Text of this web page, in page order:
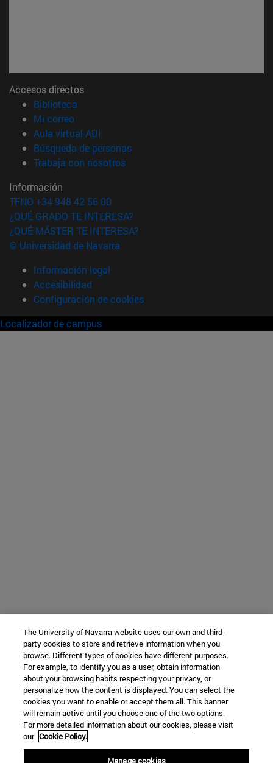
Accesos directos
Biblioteca
Mi correo(abre en nueva ventana)
Aula virtual ADI
Búsqueda de personas(abre en nueva ventana)
Trabaja con nosotros(abre en nueva ventana)
Información
TFNO +34 948 42 56 00
¿QUÉ GRADO TE INTERESA?
¿QUÉ MÁSTER TE INTERESA?
© Universidad de Navarra
Información legal
Accesibilidad
Configuración de cookies
Localizador de campus
The University of Navarra website uses our own and third-
party cookies to store and retrieve information when you
browse. Different types of cookies have different purposes.
For example, to identify you as a user, obtain information
about your browsing habits respecting your privacy, or
personalize how the content is displayed. You can select the
cookies you want to enable or accept them all. This banner
will remain active until you choose one of the two options.
For more detailed information about our cookies, please visit
our Cookie Policy.
Manage cookies